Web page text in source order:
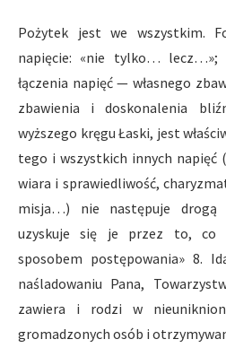
Pożytek jest we wszystkim.
napięcie: «nie tylko… lecz…»;
łączenia napięć — własnego
zbawienia i doskonalenia
wyższego kręgu Łaski, jest
tego i wszystkich innych napięć
wiara i sprawiedliwość,
misja…) nie następuje drogą
uzyskuje się je przez to, co
sposobem postępowania» 8.
naśladowaniu Pana,
zawiera i rodzi w
gromadzonych osób i